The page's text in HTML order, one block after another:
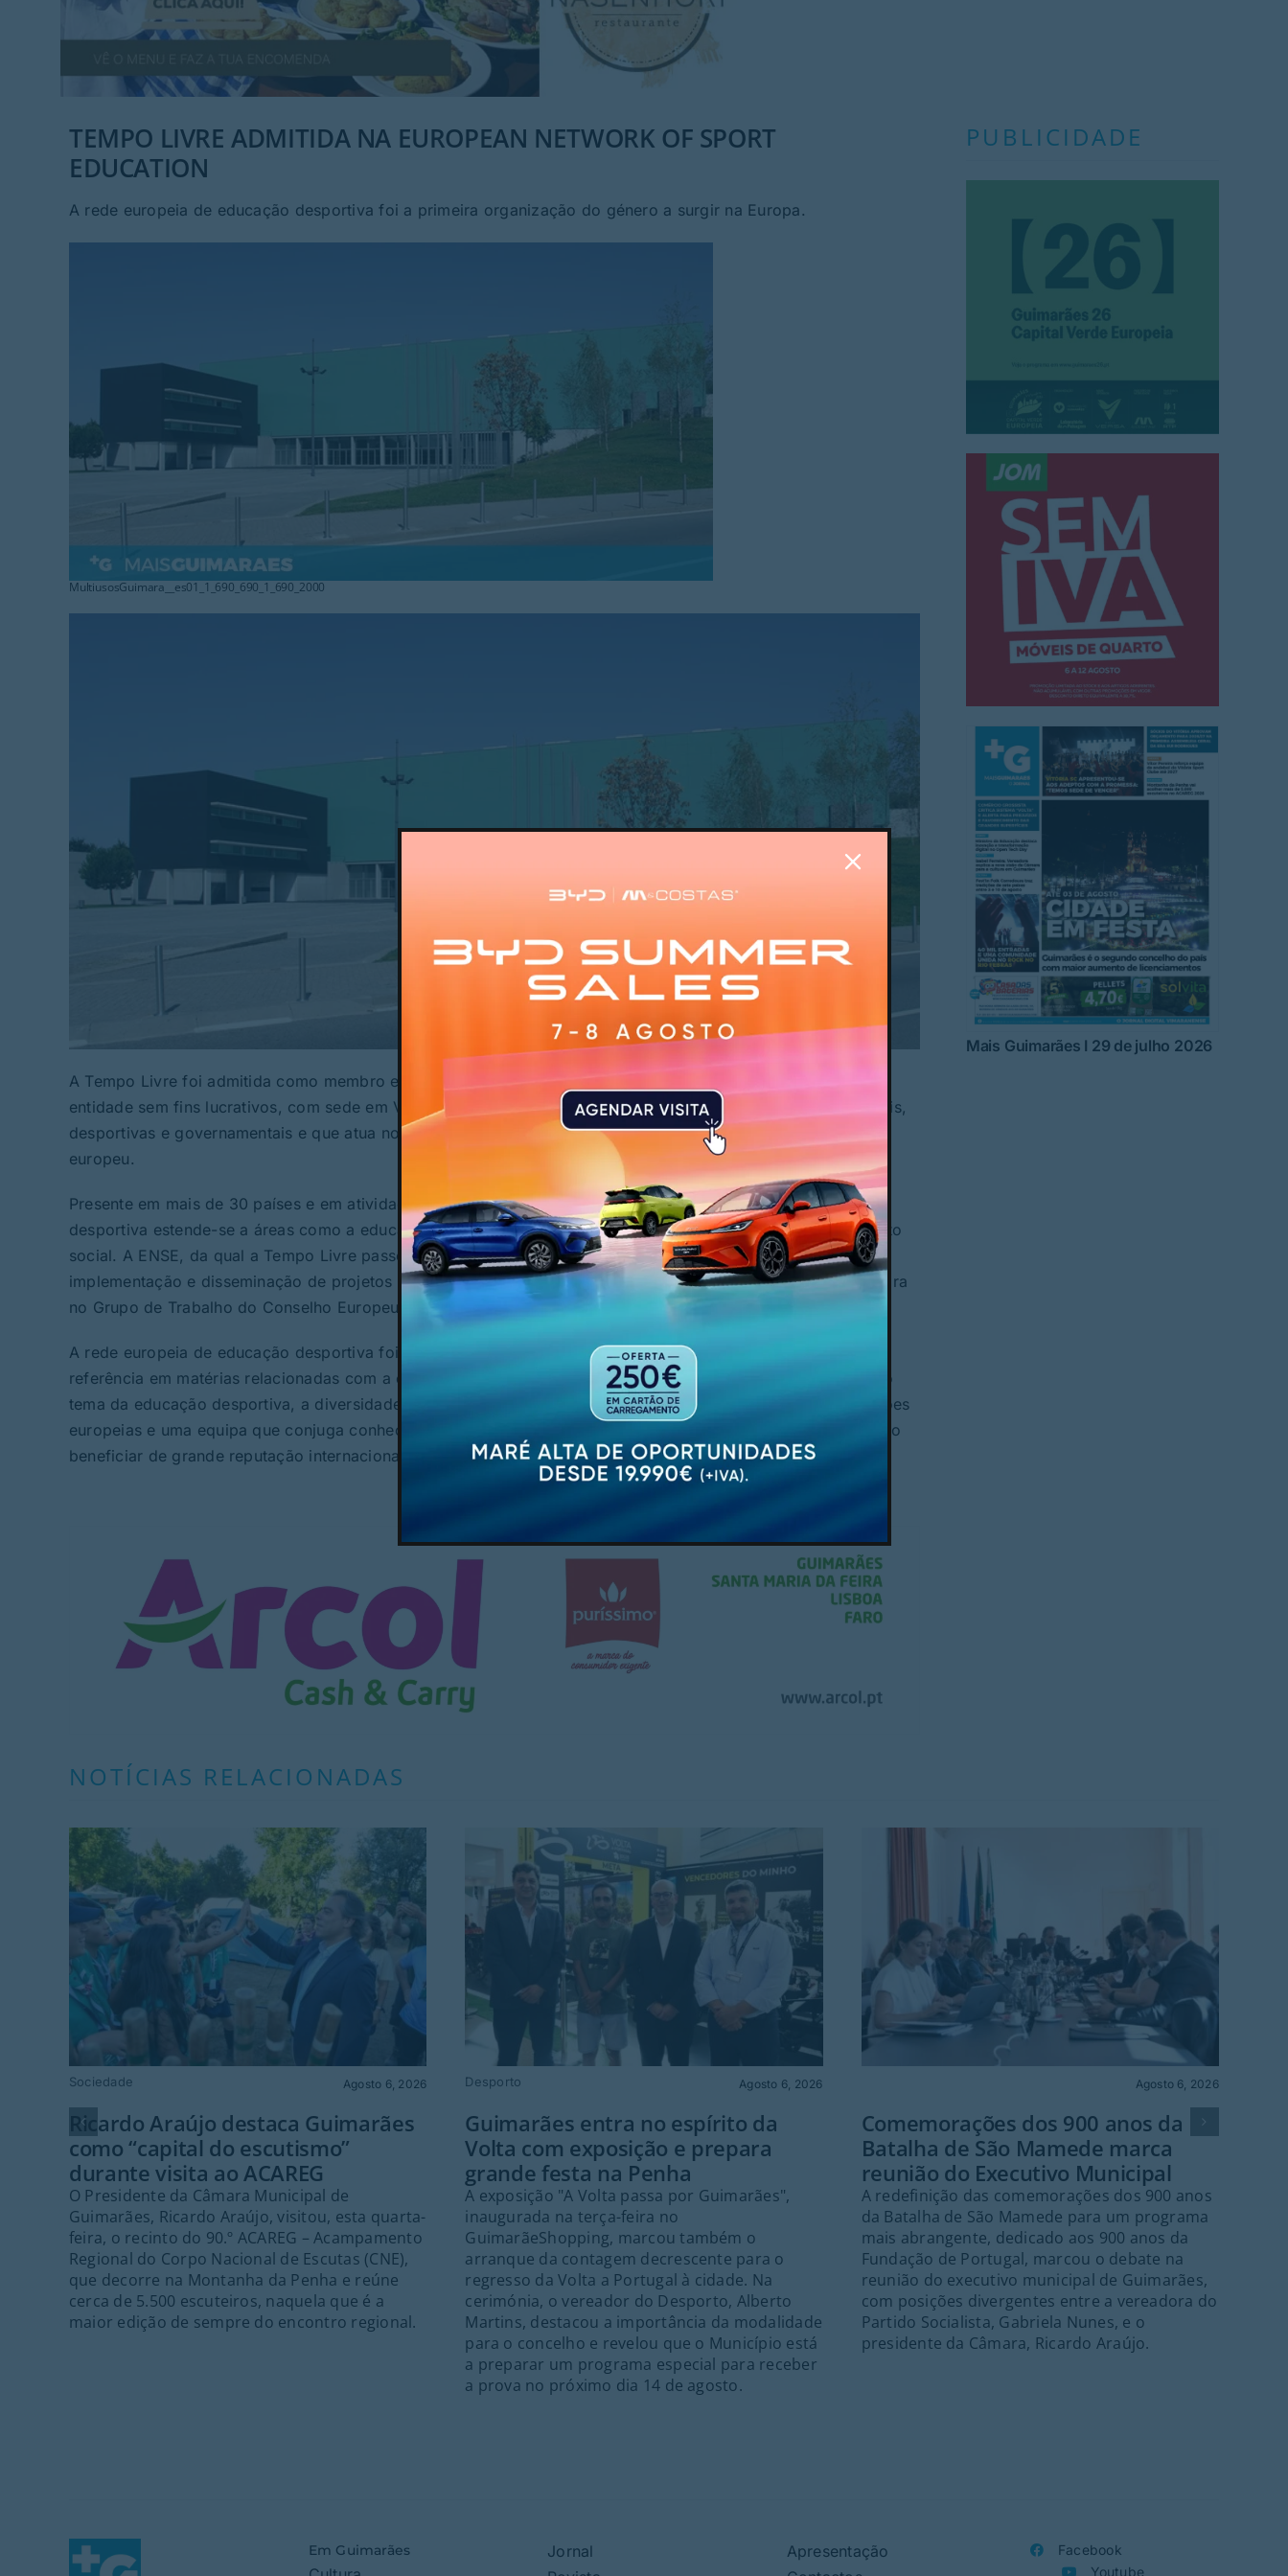
TEMPO LIVRE ADMITIDA NA EUROPEAN NETWORK OF SPORT
EDUCATION
A rede europeia de educação desportiva foi a primeira organização do género a surgir na Europa.
MultiusosGuimara__es01_1_690_690_1_690_2000
A Tempo Livre foi admitida como membro efectivo da ENSE – European Network of Sport Education, uma
entidade sem fins lucrativos, com sede em Viena (Áustria), que agrupa organizações académicas, profissionais,
desportivas e governamentais e que atua no âmbito da promoção da ciência e educação desportiva a nível
europeu.
Presente em mais de 30 países e em atividade desde a década 80, o trabalho da rede europeia de educação
desportiva estende-se a áreas como a educação e atividade física, coaching, gestão, saúde e desenvolvimento
social. A ENSE, da qual a Tempo Livre passou a fazer parte, coopera nos processos de desenvolvimento,
implementação e disseminação de projetos de educação desportiva na Europa e tem o estatuto de observadora
no Grupo de Trabalho do Conselho Europeu sobre o desenvolvimento dos recursos humanos no desporto.
A rede europeia de educação desportiva foi a primeira organização do género a surgir na Europa, sendo
referência em matérias relacionadas com a educação e as políticas desportivas. A especialização da ENSE no
tema da educação desportiva, a diversidade dos membros da rede, as relações com várias outras organizações
europeias e uma equipa que conjuga conhecimento académico e prático, são fatores que fazem a organização
beneficiar de grande reputação internacional.
PUBLICIDADE
Mais Guimarães I 29 de julho 2026
NOTÍCIAS RELACIONADAS
Sociedade Agosto 6, 2026
Ricardo Araújo destaca Guimarães
como “capital do escutismo”
durante visita ao ACAREG
O Presidente da Câmara Municipal de
Guimarães, Ricardo Araújo, visitou, esta quarta-
feira, o recinto do 90.º ACAREG – Acampamento
Regional do Corpo Nacional de Escutas (CNE),
que decorre na Montanha da Penha e reúne
cerca de 5.500 escuteiros, naquela que é a
maior edição de sempre do encontro regional.
Desporto Agosto 6, 2026
Guimarães entra no espírito da
Volta com exposição e prepara
grande festa na Penha
A exposição "A Volta passa por Guimarães",
inaugurada na terça-feira no
GuimarãeShopping, marcou também o
arranque da contagem decrescente para o
regresso da Volta a Portugal à cidade. Na
cerimónia, o vereador do Desporto, Alberto
Martins, destacou a importância da modalidade
para o concelho e revelou que o Município está
a preparar um programa especial para receber
a prova no próximo dia 14 de agosto.
Agosto 6, 2026
Comemorações dos 900 anos da
Batalha de São Mamede marca
reunião do Executivo Municipal
A redefinição das comemorações dos 900 anos
da Batalha de São Mamede para um programa
mais abrangente, dedicado aos 900 anos da
Fundação de Portugal, marcou o debate na
reunião do executivo municipal de Guimarães,
com posições divergentes entre a vereadora do
Partido Socialista, Gabriela Nunes, e o
presidente da Câmara, Ricardo Araújo.
Em Guimarães
Jornal
Apresentação
Facebook
Youtube